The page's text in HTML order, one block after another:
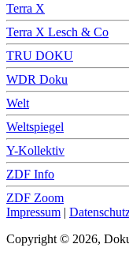
Terra X
Terra X Lesch & Co
TRU DOKU
WDR Doku
Welt
Weltspiegel
Y-Kollektiv
ZDF Info
ZDF Zoom
Impressum |
Copyright © 2026,